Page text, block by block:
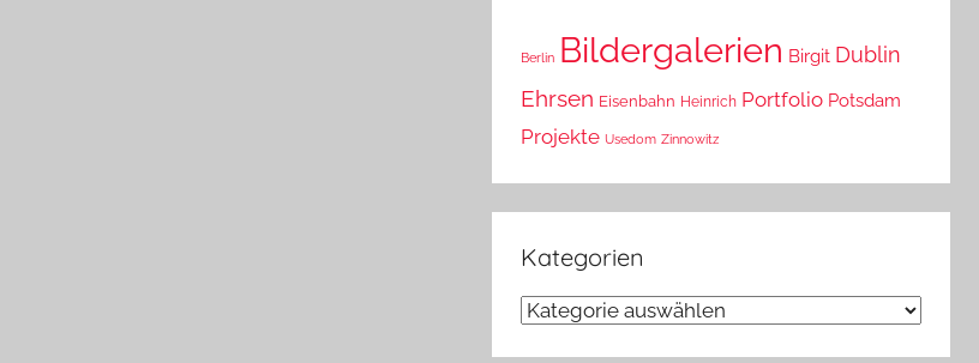
Berlin Bildergalerien Birgit Dublin
Ehrsen Eisenbahn Heinrich Portfolio Potsdam
Projekte Usedom Zinnowitz
Kategorien
Kategorien